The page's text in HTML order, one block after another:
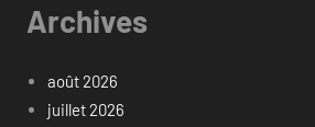
Archives
août 2026
juillet 2026